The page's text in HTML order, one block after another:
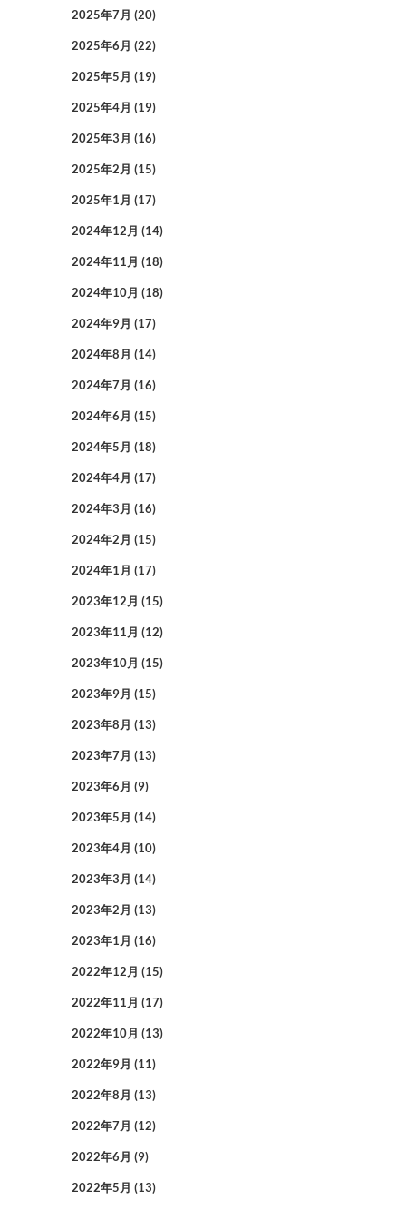
2025年7月 (20)
2025年6月 (22)
2025年5月 (19)
2025年4月 (19)
2025年3月 (16)
2025年2月 (15)
2025年1月 (17)
2024年12月 (14)
2024年11月 (18)
2024年10月 (18)
2024年9月 (17)
2024年8月 (14)
2024年7月 (16)
2024年6月 (15)
2024年5月 (18)
2024年4月 (17)
2024年3月 (16)
2024年2月 (15)
2024年1月 (17)
2023年12月 (15)
2023年11月 (12)
2023年10月 (15)
2023年9月 (15)
2023年8月 (13)
2023年7月 (13)
2023年6月 (9)
2023年5月 (14)
2023年4月 (10)
2023年3月 (14)
2023年2月 (13)
2023年1月 (16)
2022年12月 (15)
2022年11月 (17)
2022年10月 (13)
2022年9月 (11)
2022年8月 (13)
2022年7月 (12)
2022年6月 (9)
2022年5月 (13)